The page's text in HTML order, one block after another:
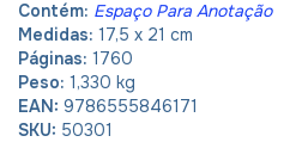
Contém: Espaço Para Anotação
Medidas: 17,5 x 21 cm
Páginas: 1760
Peso: 1,330 kg
EAN: 9786555846171
SKU: 50301